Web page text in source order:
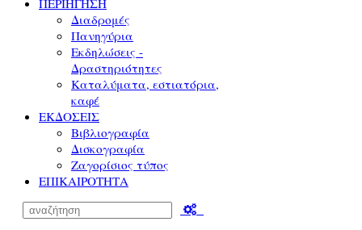
Διαδρομές
Πανηγύρια
Εκδηλώσεις -
Δραστηριότητες
Καταλύματα, εστιατόρια,
καφέ
ΕΚΔΟΣΕΙΣ
Βιβλιογραφία
Δισκογραφία
Ζαγορίσιος τύπος
ΕΠΙΚΑΙΡΟΤΗΤΑ